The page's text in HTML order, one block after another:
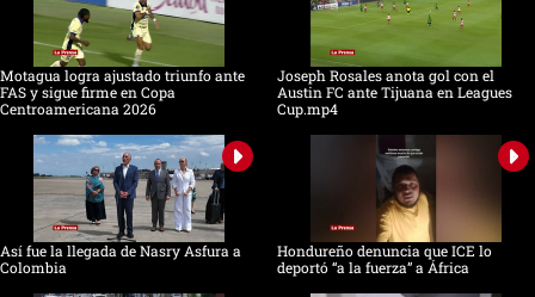
Motagua logra ajustado triunfo ante
FAS y sigue firme en Copa
Centroamericana 2026
Joseph Rosales anota gol con el
Austin FC ante Tijuana en Leagues
Cup.mp4
Así fue la llegada de Nasry Asfura a
Colombia
Hondureño denuncia que ICE lo
deportó “a la fuerza” a África